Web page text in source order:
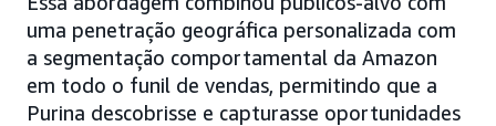
uma penetração geográfica personalizada com
a segmentação comportamental da Amazon
em todo o funil de vendas, permitindo que a
Purina descobrisse e capturasse oportunidades